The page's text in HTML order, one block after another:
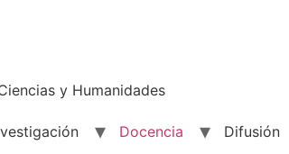
y Humanidades
Docencia Difusión